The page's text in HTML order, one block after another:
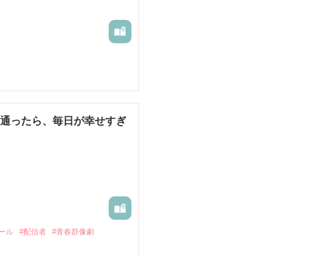
ったら、毎日が幸せすぎ
ル #配信者 #青春群像劇